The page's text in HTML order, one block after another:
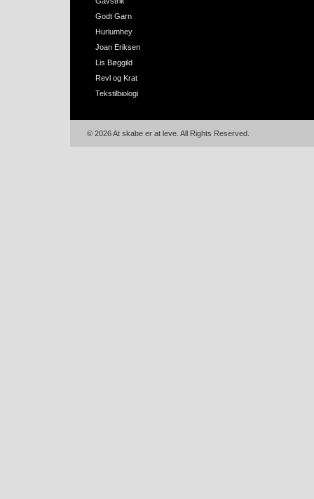
Godt Garn
Hurlumhey
Joan Eriksen
Lis Bøggild
Revl og Krat
Tekstilbiologi
© 2026 At skabe er at leve. All Rights Reserved.